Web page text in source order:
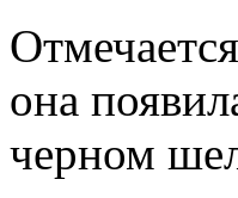
она
черном